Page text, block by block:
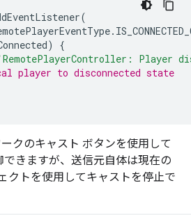
(
.
)
{
Player
player to disconnected state
クのキャスト ボタンを使用して
きますが、送信元自体は現在の
クトを使用してキャストを停止で